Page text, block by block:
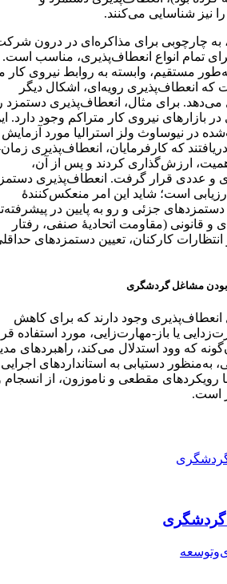
نیز شناسایی می‌کنند.
به چارچوبی برای مذاکره‌ای در درون
برای تمام انواع انعطاف‌پذیری، مناسب است.
مستقیم، وابسته به روابط نیروی کار
که انعطاف‌پذیری رویه‌ای، اشکال دیگر
برای مثال، انعطاف‌پذیری دستمزد
در بازارهای نیروی کار متراکم وجود دارد.
در نیوساوث ولز استرالیا مورد آزمایش
که کارفرمایان، انعطاف‌پذیری
اهمیت، ارزش‌گذاری کردند و پس از آن،
و عددی قرار گرفت. انعطاف‌پذیری
است؛ شاید این امر منعکس‌کنندۀ
جزئی و رو به پایین در
و قانونی (مقاومت اتحادیۀ صنفی، رفتار
کارکنان، تعیین دستمزدهای
وجود دارند که برای کاهش
یا باز-مهارت‌زایی، مورد استفاده
که وود استدلال می‌کند، راهبردهای
دستیابی به استانداردهای
رویکردهای مقطعی و ناموزون، از انسجام
است.
گردشگری